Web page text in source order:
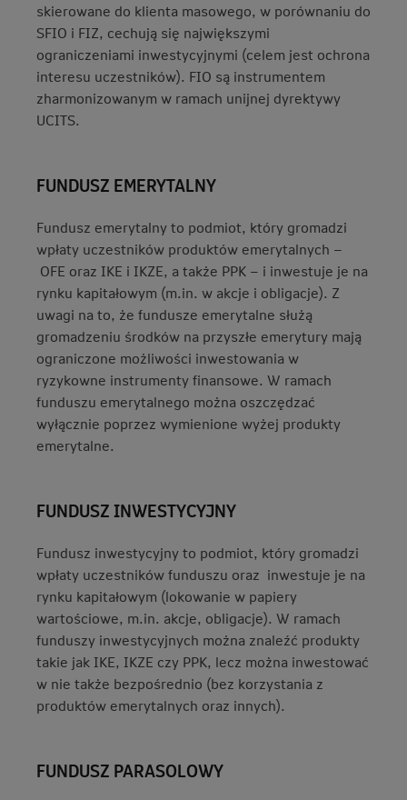
skierowane do klienta masowego, w porównaniu do
SFIO i FIZ, cechują się największymi
ograniczeniami inwestycyjnymi (celem jest ochrona
interesu uczestników). FIO są instrumentem
zharmonizowanym w ramach unijnej dyrektywy
UCITS.
FUNDUSZ EMERYTALNY
Fundusz emerytalny to podmiot, który gromadzi
wpłaty uczestników produktów emerytalnych –
OFE oraz IKE i IKZE, a także PPK – i inwestuje je na
rynku kapitałowym (m.in. w akcje i obligacje). Z
uwagi na to, że fundusze emerytalne służą
gromadzeniu środków na przyszłe emerytury mają
ograniczone możliwości inwestowania w
ryzykowne instrumenty finansowe. W ramach
funduszu emerytalnego można oszczędzać
wyłącznie poprzez wymienione wyżej produkty
emerytalne.
FUNDUSZ INWESTYCYJNY
Fundusz inwestycyjny to podmiot, który gromadzi
wpłaty uczestników funduszu oraz inwestuje je na
rynku kapitałowym (lokowanie w papiery
wartościowe, m.in. akcje, obligacje). W ramach
funduszy inwestycyjnych można znaleźć produkty
takie jak IKE, IKZE czy PPK, lecz można inwestować
w nie także bezpośrednio (bez korzystania z
produktów emerytalnych oraz innych).
FUNDUSZ PARASOLOWY